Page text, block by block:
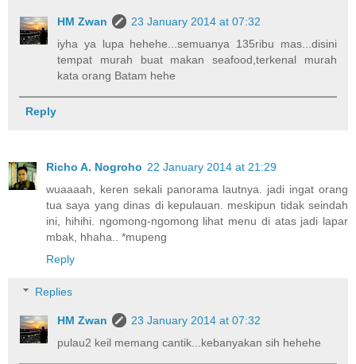
HM Zwan
23 January 2014 at 07:32
iyha ya lupa hehehe...semuanya 135ribu mas...disini
tempat murah buat makan seafood,terkenal murah
kata orang Batam hehe
Reply
Richo A. Nogroho 22 January 2014 at 21:29
wuaaaah, keren sekali panorama lautnya. jadi ingat orang
tua saya yang dinas di kepulauan. meskipun tidak seindah
ini, hihihi. ngomong-ngomong lihat menu di atas jadi lapar
mbak, hhaha.. *mupeng
Reply
Replies
HM Zwan
23 January 2014 at 07:32
pulau2 keil memang cantik...kebanyakan sih hehehe